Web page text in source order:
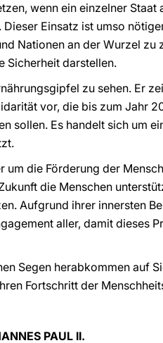
wenn ein einzelner
Einsatz ist umso
Nationen an der Wurzel zu
Sicherheit darstellen.
zu sehen. Er
vor, die bis zum Jahr
sollen. Es handelt sich um
die Förderung der
die Menschen
Aufgrund ihrer innersten
aller, damit dieses
Segen herabkommen auf
Fortschritt der
PAUL II.